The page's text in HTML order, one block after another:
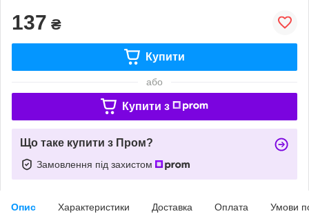
137 ₴
Купити
або
Купити з
Що таке купити з Пром?
Замовлення під захистом
Опис Характеристики Доставка Оплата Умови